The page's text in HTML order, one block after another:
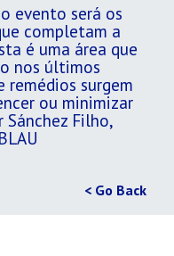
evento será os
completam a
é uma área que
nos últimos
remédios surgem
ou minimizar
Sánchez Filho,
< Go Back